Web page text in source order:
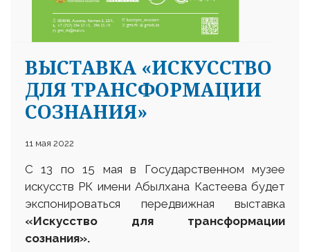
ВЫСТАВКА «ИСКУССТВО
ДЛЯ ТРАНСФОРМАЦИИ
СОЗНАНИЯ»
11 мая 2022
С 13 по 15 мая в Государственном музее
искусств РК имени Абылхана Кастеева будет
экспонироваться передвижная выставка
«Искусство для трансформации
сознания».